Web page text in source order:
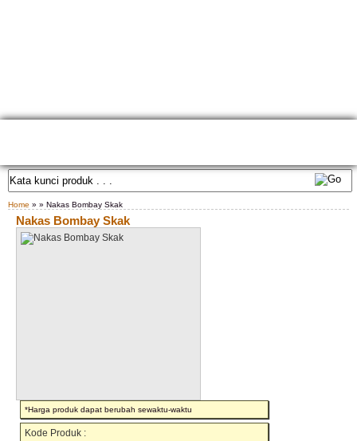
Home » » Nakas Bombay Skak
Nakas Bombay Skak
*Harga produk dapat berubah sewaktu-waktu
Kode Produk :